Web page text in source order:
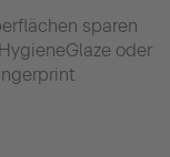
sparen
oder